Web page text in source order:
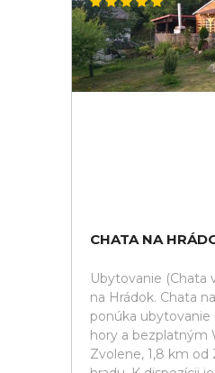
CHATA NA
Ubytovanie (Chata
na Hrádok. Chata
ponúka ubytovanie
hory a bezplatným
Zvolene, 1,8 km od